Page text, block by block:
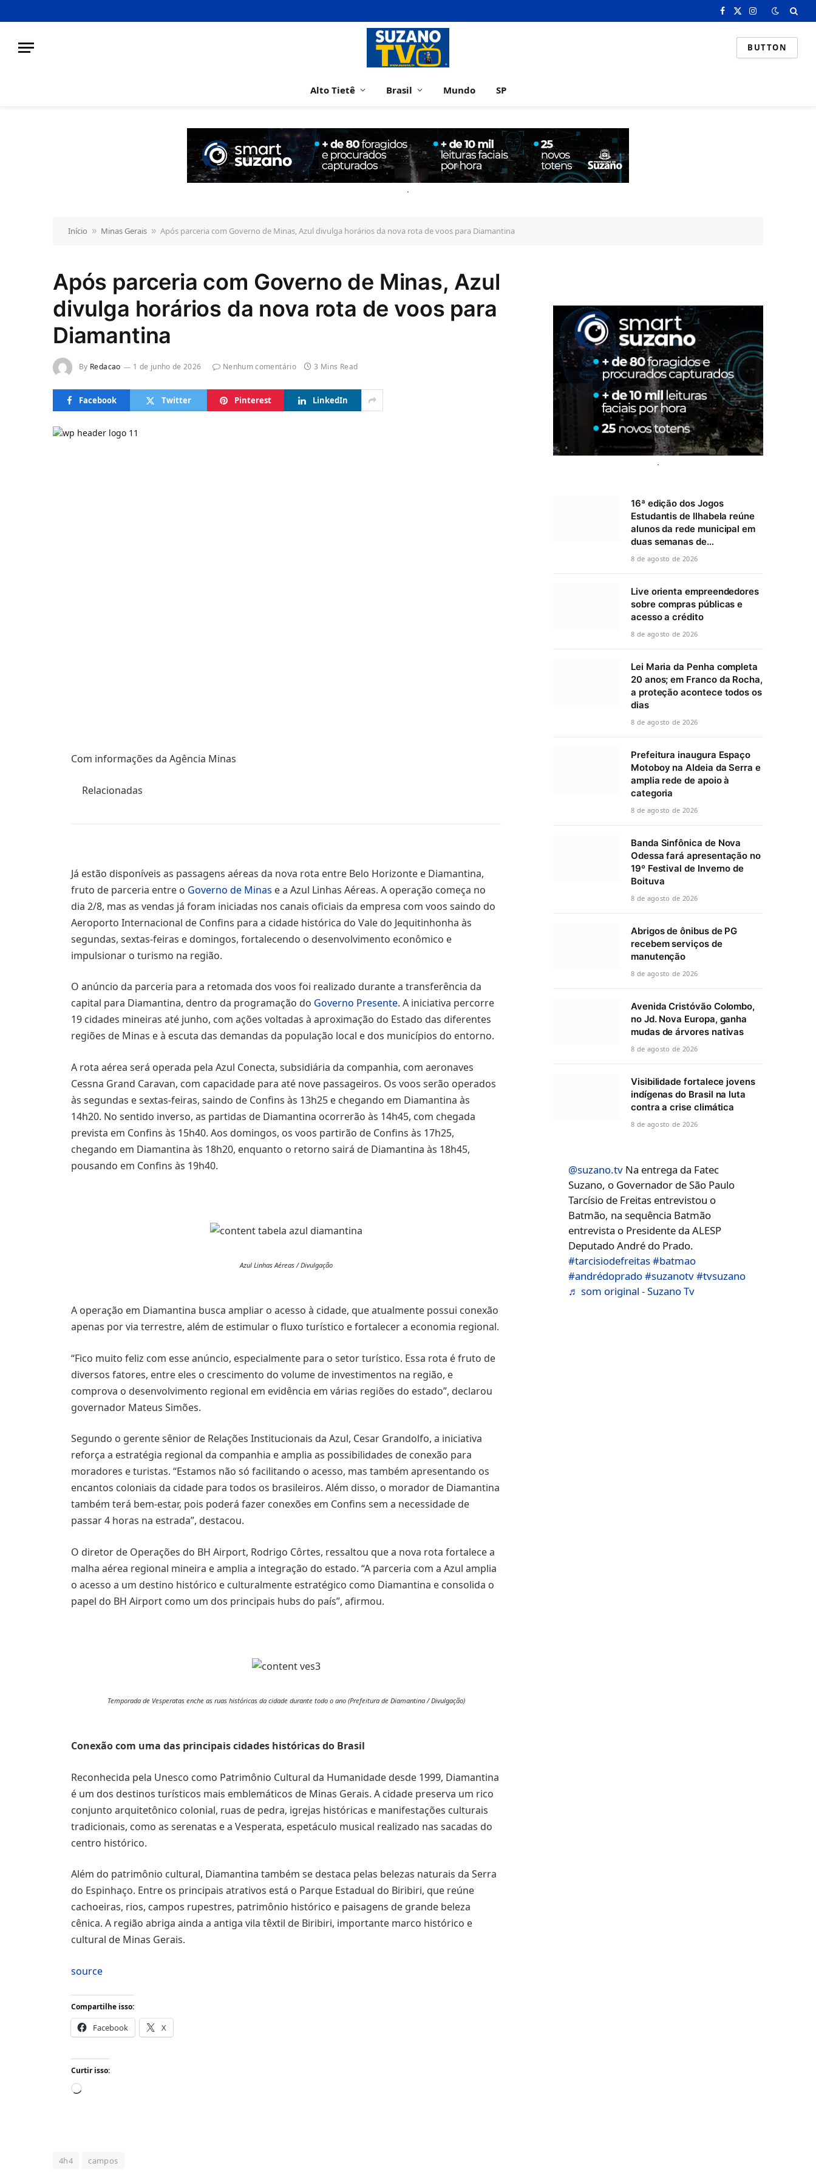
Facebook
X
Instagram
BUTTON
Alto Tietê Brasil Mundo SP
.
Início » Minas Gerais » Após parceria com Governo de Minas, Azul divulga horários da nova rota de voos para Diamantina
Após parceria com Governo de Minas, Azul
divulga horários da nova rota de voos para
Diamantina
By Redacao 1 de junho de 2026 Nenhum comentário 3 Mins Read
Facebook Twitter Pinterest LinkedIn
Com informações da Agência Minas
Relacionadas
Já estão disponíveis as passagens aéreas da nova rota entre Belo Horizonte e Diamantina,
fruto de parceria entre o Governo de Minas e a Azul Linhas Aéreas. A operação começa no
dia 2/8, mas as vendas já foram iniciadas nos canais oficiais da empresa com voos saindo do
Aeroporto Internacional de Confins para a cidade histórica do Vale do Jequitinhonha às
segundas, sextas-feiras e domingos, fortalecendo o desenvolvimento econômico e
impulsionar o turismo na região.
O anúncio da parceria para a retomada dos voos foi realizado durante a transferência da
capital para Diamantina, dentro da programação do Governo Presente. A iniciativa percorre
19 cidades mineiras até junho, com ações voltadas à aproximação do Estado das diferentes
regiões de Minas e à escuta das demandas da população local e dos municípios do entorno.
A rota aérea será operada pela Azul Conecta, subsidiária da companhia, com aeronaves
Cessna Grand Caravan, com capacidade para até nove passageiros. Os voos serão operados
às segundas e sextas-feiras, saindo de Confins às 13h25 e chegando em Diamantina às
14h20. No sentido inverso, as partidas de Diamantina ocorrerão às 14h45, com chegada
prevista em Confins às 15h40. Aos domingos, os voos partirão de Confins às 17h25,
chegando em Diamantina às 18h20, enquanto o retorno sairá de Diamantina às 18h45,
pousando em Confins às 19h40.
Azul Linhas Aéreas / Divulgação
A operação em Diamantina busca ampliar o acesso à cidade, que atualmente possui conexão
apenas por via terrestre, além de estimular o fluxo turístico e fortalecer a economia regional.
“Fico muito feliz com esse anúncio, especialmente para o setor turístico. Essa rota é fruto de
diversos fatores, entre eles o crescimento do volume de investimentos na região, e
comprova o desenvolvimento regional em evidência em várias regiões do estado”, declarou
governador Mateus Simões.
Segundo o gerente sênior de Relações Institucionais da Azul, Cesar Grandolfo, a iniciativa
reforça a estratégia regional da companhia e amplia as possibilidades de conexão para
moradores e turistas. “Estamos não só facilitando o acesso, mas também apresentando os
encantos coloniais da cidade para todos os brasileiros. Além disso, o morador de Diamantina
também terá bem-estar, pois poderá fazer conexões em Confins sem a necessidade de
passar 4 horas na estrada”, destacou.
O diretor de Operações do BH Airport, Rodrigo Côrtes, ressaltou que a nova rota fortalece a
malha aérea regional mineira e amplia a integração do estado. “A parceria com a Azul amplia
o acesso a um destino histórico e culturalmente estratégico como Diamantina e consolida o
papel do BH Airport como um dos principais hubs do país”, afirmou.
Temporada de Vesperatas enche as ruas históricas da cidade durante todo o ano (Prefeitura de Diamantina / Divulgação)
Conexão com uma das principais cidades históricas do Brasil
Reconhecida pela Unesco como Patrimônio Cultural da Humanidade desde 1999, Diamantina
é um dos destinos turísticos mais emblemáticos de Minas Gerais. A cidade preserva um rico
conjunto arquitetônico colonial, ruas de pedra, igrejas históricas e manifestações culturais
tradicionais, como as serenatas e a Vesperata, espetáculo musical realizado nas sacadas do
centro histórico.
Além do patrimônio cultural, Diamantina também se destaca pelas belezas naturais da Serra
do Espinhaço. Entre os principais atrativos está o Parque Estadual do Biribiri, que reúne
cachoeiras, rios, campos rupestres, patrimônio histórico e paisagens de grande beleza
cênica. A região abriga ainda a antiga vila têxtil de Biribiri, importante marco histórico e
cultural de Minas Gerais.
source
Compartilhe isso:
Facebook X
Curtir isso:
Carregando...
4h4 campos
.
16ª edição dos Jogos
Estudantis de Ilhabela reúne
alunos da rede municipal em
duas semanas de…
8 de agosto de 2026
Live orienta empreendedores
sobre compras públicas e
acesso a crédito
8 de agosto de 2026
Lei Maria da Penha completa
20 anos; em Franco da Rocha,
a proteção acontece todos os
dias
8 de agosto de 2026
Prefeitura inaugura Espaço
Motoboy na Aldeia da Serra e
amplia rede de apoio à
categoria
8 de agosto de 2026
Banda Sinfônica de Nova
Odessa fará apresentação no
19º Festival de Inverno de
Boituva
8 de agosto de 2026
Abrigos de ônibus de PG
recebem serviços de
manutenção
8 de agosto de 2026
Avenida Cristóvão Colombo,
no Jd. Nova Europa, ganha
mudas de árvores nativas
8 de agosto de 2026
Visibilidade fortalece jovens
indígenas do Brasil na luta
contra a crise climática
8 de agosto de 2026
@suzano.tv Na entrega da Fatec
Suzano, o Governador de São Paulo
Tarcísio de Freitas entrevistou o
Batmão, na sequência Batmão
entrevista o Presidente da ALESP
Deputado André do Prado.
#tarcisiodefreitas#batmao
#andrédoprado#suzanotv#tvsuzano
♬ som original - Suzano Tv